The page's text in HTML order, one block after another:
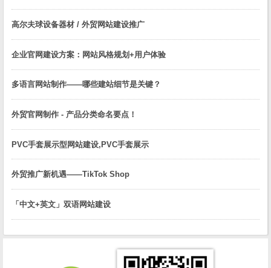
高尔夫球设备器材 / 外贸网站建设推广
企业官网建设方案：网站风格规划+用户体验
多语言网站制作——哪些建站细节是关键？
外贸官网制作 - 产品分类命名要点！
PVC手套展示型网站建设,PVC手套展示
外贸推广新机遇——TikTok Shop
「中文+英文」双语网站建设